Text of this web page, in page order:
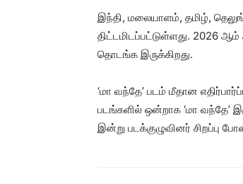
இந்தி, மலையாளம், தமிழ்,
திட்டமிடப்பட்டுள்ளது. 2026
தொடங்க இருக்கிறது.
‘மா வந்தே’ படம் மீதான
படங்களில் ஒன்றாக ‘மா வந்தே’
இன்று படக்குழுவினர் சிறப்பு